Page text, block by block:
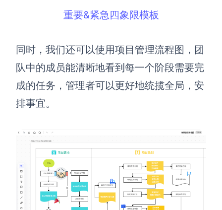
重要&紧急四象限模板
同时，我们还可以使用项目管理流程图，团
队中的成员能清晰地看到每一个阶段需要完
成的任务，管理者可以更好地统揽全局，安
排事宜。